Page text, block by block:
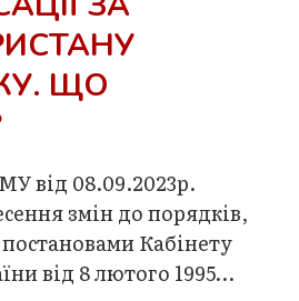
ЩО
від 08.09.2023р.
змін до порядків,
Кабінету
від 8 лютого 1995…